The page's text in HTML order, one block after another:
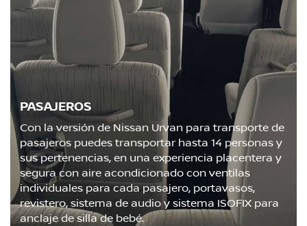
PASAJEROS
Con la versión de Nissan Urvan para transporte de
pasajeros puedes transportar hasta 14 personas y
sus pertenencias, en una experiencia placentera y
segura con aire acondicionado con ventilas
individuales para cada pasajero, portavasos,
revistero, sistema de audio y sistema ISOFIX para
anclaje de silla de bebé.